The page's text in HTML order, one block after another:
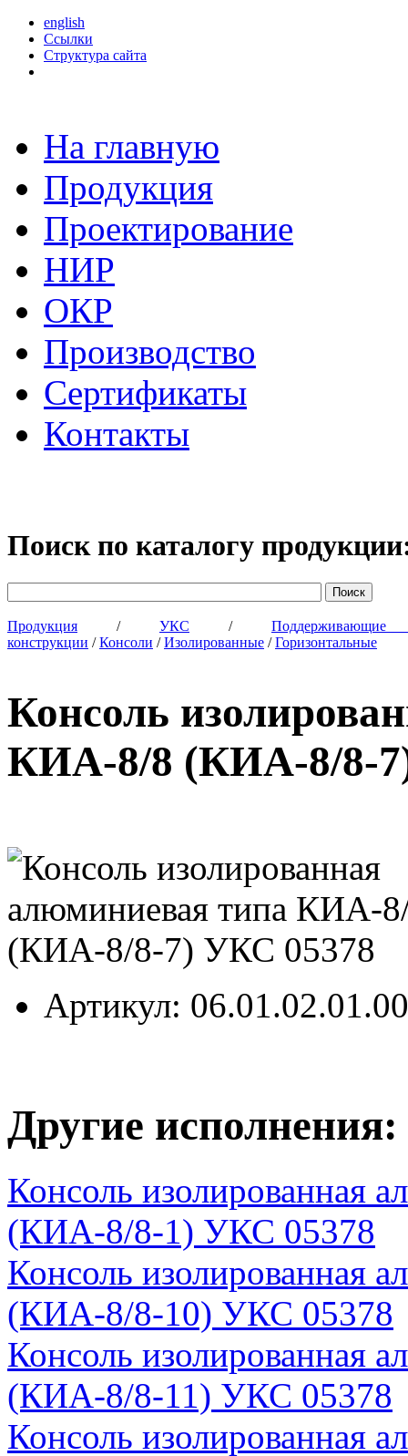
english
Ссылки
Структура сайта
На главную
Продукция
Проектирование
НИР
ОКР
Производство
Сертификаты
Контакты
Поиск по каталогу
Продукция / УКС /
конструкции /Консоли /Изолированные /Горизонтальные
Консоль
КИА-8/8 (КИА-8/8-
Артикул:
Другие исполнения:
Консоль изолированная
(КИА-8/8-1) УКС 05378
Консоль изолированная
(КИА-8/8-10) УКС 05378
Консоль изолированная
(КИА-8/8-11) УКС 05378
Консоль изолированная